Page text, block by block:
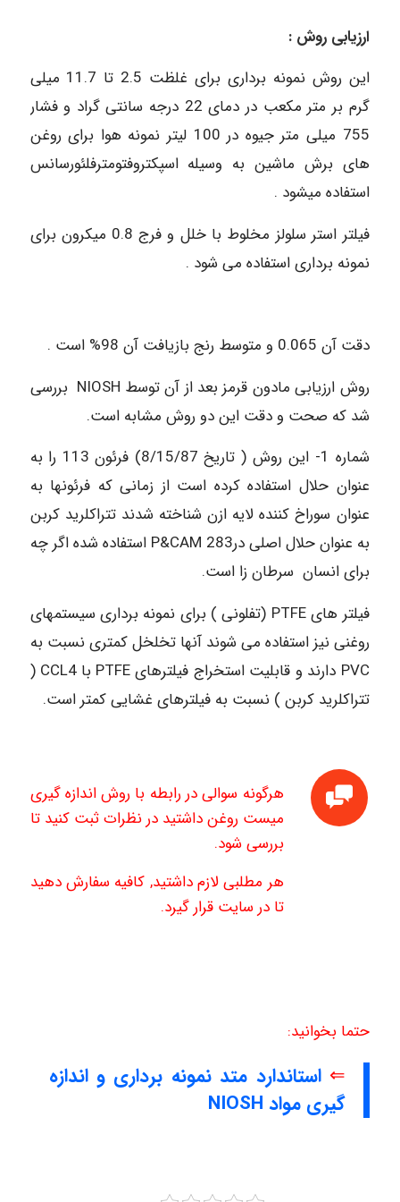
ارزیابی روش :
این روش نمونه برداری برای غلظت 2.5 تا 11.7 میلی
گرم بر متر مکعب در دمای 22 درجه سانتی گراد و فشار
755 میلی متر جیوه در 100 لیتر نمونه هوا برای روغن
های برش ماشین به وسیله اسپکتروفتومترفلئورسانس
استفاده میشود .
فیلتر استر سلولز مخلوط با خلل و فرج 0.8 میکرون برای
نمونه برداری استفاده می شود .
دقت آن 0.065 و متوسط رنج بازیافت آن 98% است .
روش ارزیابی مادون قرمز بعد از آن توسط NIOSH بررسی
شد که صحت و دقت این دو روش مشابه است.
شماره 1- این روش ( تاریخ 8/15/87) فرئون 113 را به
عنوان حلال استفاده کرده است از زمانی که فرئونها به
عنوان سوراخ کننده لایه ازن شناخته شدند تتراکلرید کربن
به عنوان حلال اصلی در283 P&CAM استفاده شده اگر چه
برای انسان سرطان زا است.
فیلتر های PTFE (تفلونی ) برای نمونه برداری سیستمهای
روغنی نیز استفاده می شوند آنها تخلخل کمتری نسبت به
PVC دارند و قابلیت استخراج فیلترهای PTFE با CCL4 (
تتراکلرید کربن ) نسبت به فیلترهای غشایی کمتر است.
هرگونه سوالی در رابطه با روش اندازه گیری
میست روغن داشتید در نظرات ثبت کنید تا
بررسی شود.
هر مطلبی لازم داشتید, کافیه سفارش دهید
تا در سایت قرار گیرد.
حتما بخوانید:
⇐استاندارد متد نمونه برداری و اندازه
گیری مواد NIOSH